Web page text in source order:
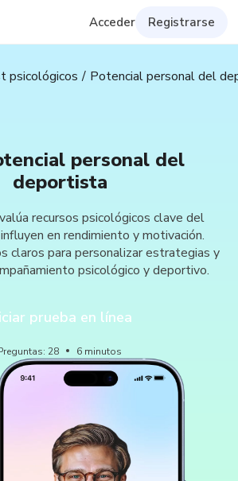
Acceder Registrarse
psicológicos Potencial personal del
personal del
deportista
recursos psicológicos clave del
en rendimiento y motivación.
claros para personalizar estrategias y
psicológico y deportivo.
prueba en línea
: 28 6 minutos